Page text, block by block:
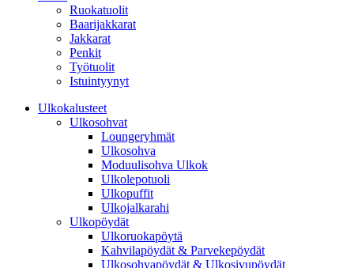
Ruokatuolit
Baarijakkarat
Jakkarat
Penkit
Työtuolit
Istuintyynyt
Ulkokalusteet
Ulkosohvat
Loungeryhmät
Ulkosohva
Moduulisohva Ulkok
Ulkolepotuoli
Ulkopuffit
Ulkojalkarahi
Ulkopöydät
Ulkoruokapöytä
Kahvilapöydät & Parvekepöydät
Ulkosohvapöydät & Ulkosivupöydät